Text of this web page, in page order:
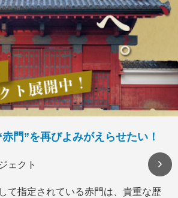
門”を再びよみがえらせたい！
ェクト
て指定されている赤門は、貴重な歴